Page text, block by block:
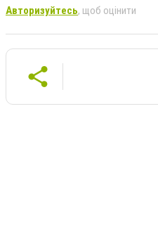
Авторизуйтесь, щоб оцінити